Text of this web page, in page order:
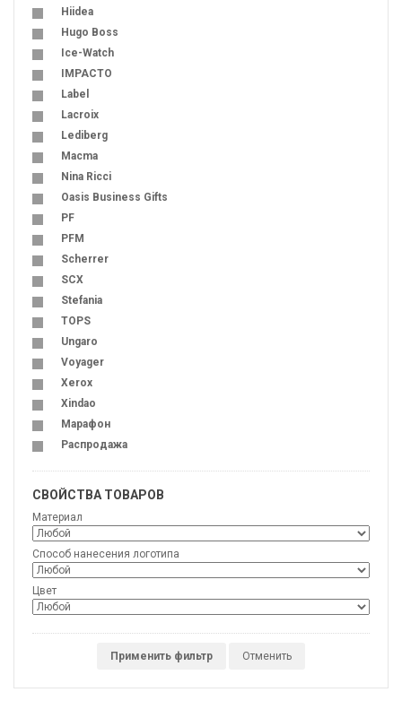
Hiidea
Hugo Boss
Ice-Watch
IMPACTO
Label
Lacroix
Lediberg
Macma
Nina Ricci
Oasis Business Gifts
PF
PFM
Scherrer
SCX
Stefania
TOPS
Ungaro
Voyager
Xerox
Xindao
Марафон
Распродажа
СВОЙСТВА ТОВАРОВ
Материал
Способ нанесения логотипа
Цвет
Применить фильтр Отменить